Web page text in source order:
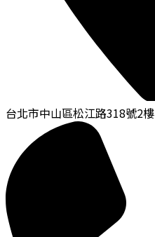
台北市中山區松江路318號2樓